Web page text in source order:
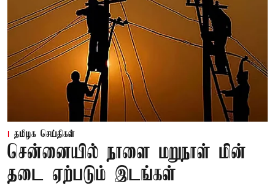
தமிழக செய்திகள்
சென்னையில் நாளை மறுநாள் மின்
தடை ஏற்படும் இடங்கள்